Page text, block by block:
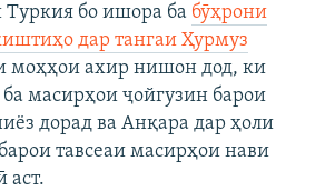
бо ишора ба бӯҳрони
дар тангаи Ҳурмуз
моҳҳои ахир нишон дод, ки
масирҳои ҷойгузин барои
дорад ва Анқара дар ҳоли
тавсеаи масирҳои нави
аст.